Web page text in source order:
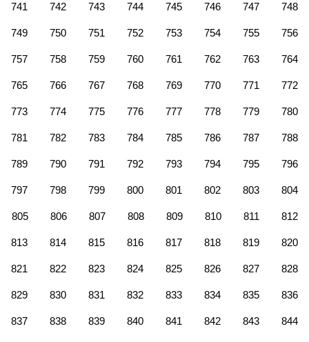
741 742 743 744 745 746 747 748
749 750 751 752 753 754 755 756
757 758 759 760 761 762 763 764
765 766 767 768 769 770 771 772
773 774 775 776 777 778 779 780
781 782 783 784 785 786 787 788
789 790 791 792 793 794 795 796
797 798 799 800 801 802 803 804
805 806 807 808 809 810 811 812
813 814 815 816 817 818 819 820
821 822 823 824 825 826 827 828
829 830 831 832 833 834 835 836
837 838 839 840 841 842 843 844